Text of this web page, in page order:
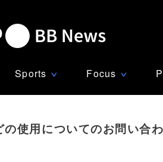
Sports ∨ Focus ∨
使用についてのお問い合